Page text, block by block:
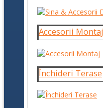
Accesorii Montaj
Închideri Terase